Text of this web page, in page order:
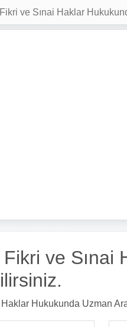
Fikri ve Sınai Haklar
ve Sınai
Haklar Hukukunda Uzman